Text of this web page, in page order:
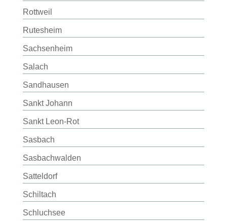
Rottweil
Rutesheim
Sachsenheim
Salach
Sandhausen
Sankt Johann
Sankt Leon-Rot
Sasbach
Sasbachwalden
Satteldorf
Schiltach
Schluchsee